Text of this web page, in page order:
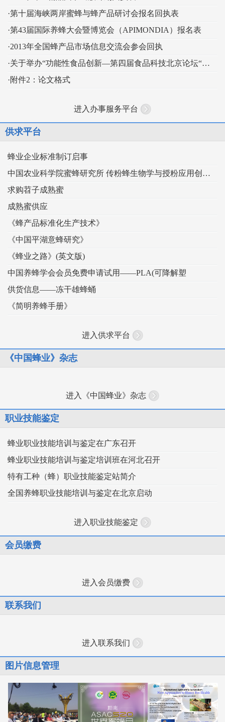
·第十届海峡两岸蜜蜂与蜂产品研讨会报名回执表
·第43届国际养蜂大会暨博览会（APIMONDIA）报名表
·2013年全国蜂产品市场信息交流会参会回执
·关于举办“功能性食品创新—第四届食品科技北京论坛“的通知
·附件2：论文格式
进入办事服务平台
供求平台
蜂业企业标准制订启事
中国农业科学院蜜蜂研究所 传粉蜂生物学与授粉应用创新团队
求购苕子成熟蜜
成熟蜜供应
《蜂产品标准化生产技术》
《中国平湖意蜂研究》
《蜂业之路》(英文版)
中国养蜂学会会员免费申请试用——PLA(可降解塑
供货信息——冻干雄蜂蛹
《简明养蜂手册》
进入供求平台
《中国蜂业》杂志
进入《中国蜂业》杂志
职业技能鉴定
蜂业职业技能培训与鉴定在广东召开
蜂业职业技能培训与鉴定培训班在河北召开
特有工种（蜂）职业技能鉴定站简介
全国养蜂职业技能培训与鉴定在北京启动
进入职业技能鉴定
会员缴费
进入会员缴费
联系我们
进入联系我们
图片信息管理